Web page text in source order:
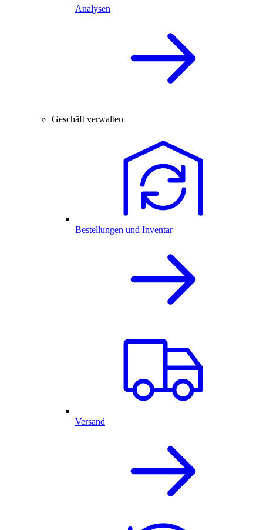
Analysen
Geschäft verwalten
Bestellungen und Inventar
Versand